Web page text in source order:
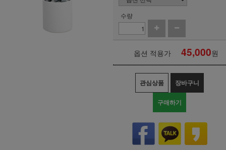
수량
옵션 적용가 45,000원
관심상품 장바구니
구매하기